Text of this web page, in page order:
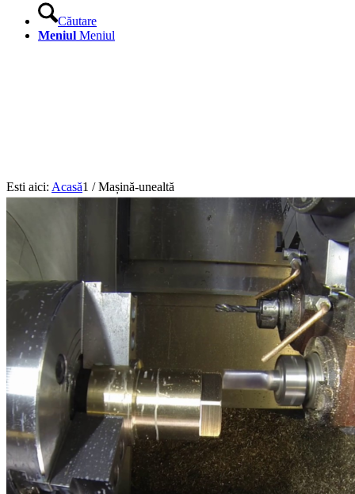
Căutare
Meniul Meniul
Esti aici: Acasă1 / Mașină-unealtă